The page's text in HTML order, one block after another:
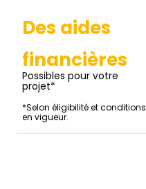
Des aides
financières
Possibles pour votre
projet*
*Selon éligibilité et conditions
en vigueur.